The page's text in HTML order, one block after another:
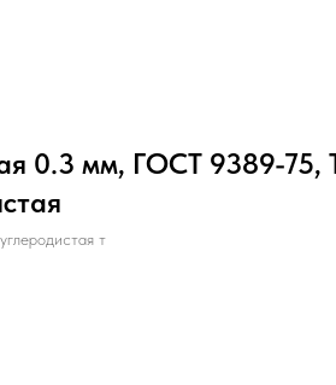
0.3 мм, ГОСТ 9389-75,
т